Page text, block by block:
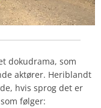
dokudrama, som
aktører. Heriblandt
hvis sprog det er
følger: